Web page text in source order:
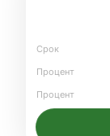
Срок
Процент
Процент